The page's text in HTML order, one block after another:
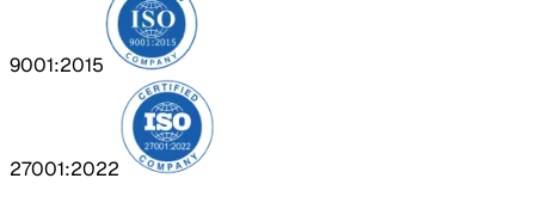
9001:2015
27001:2022